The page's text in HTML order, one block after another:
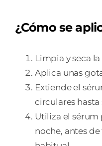
¿Cómo se
Limpia y seca
Aplica unas
Extiende el
circulares
Utiliza el sérum
noche, antes